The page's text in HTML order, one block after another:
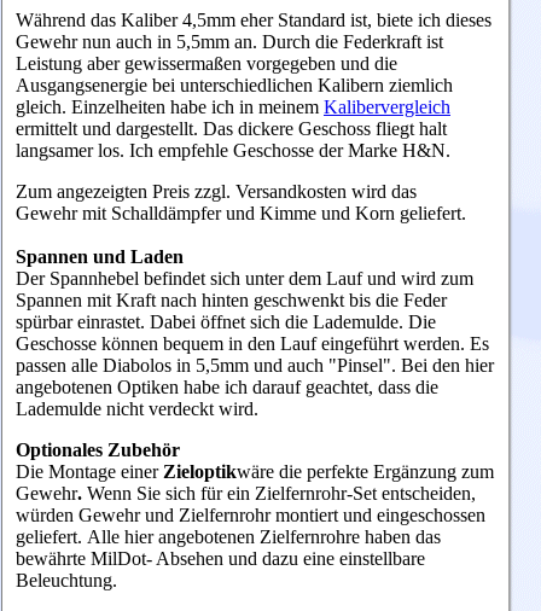
Während das Kaliber 4,5mm eher Standard ist, biete ich dieses
Gewehr nun auch in 5,5mm an. Durch die Federkraft ist
Leistung aber gewissermaßen vorgegeben und die
Ausgangsenergie bei unterschiedlichen Kalibern ziemlich
gleich. Einzelheiten habe ich in meinem Kalibervergleich
ermittelt und dargestellt. Das dickere Geschoss fliegt halt
langsamer los. Ich empfehle Geschosse der Marke H&N.
Zum angezeigten Preis zzgl. Versandkosten wird das
Gewehr mit Schalldämpfer und Kimme und Korn geliefert.
Spannen und Laden
Der Spannhebel befindet sich unter dem Lauf und wird zum
Spannen mit Kraft nach hinten geschwenkt bis die Feder
spürbar einrastet. Dabei öffnet sich die Lademulde. Die
Geschosse können bequem in den Lauf eingeführt werden. Es
passen alle Diabolos in 5,5mm und auch "Pinsel". Bei den hier
angebotenen Optiken habe ich darauf geachtet, dass die
Lademulde nicht verdeckt wird.
Optionales Zubehör
Die Montage einer Zieloptikwäre die perfekte Ergänzung zum
Gewehr. Wenn Sie sich für ein Zielfernrohr-Set entscheiden,
würden Gewehr und Zielfernrohr montiert und eingeschossen
geliefert. Alle hier angebotenen Zielfernrohre haben das
bewährte MilDot- Absehen und dazu eine einstellbare
Beleuchtung.